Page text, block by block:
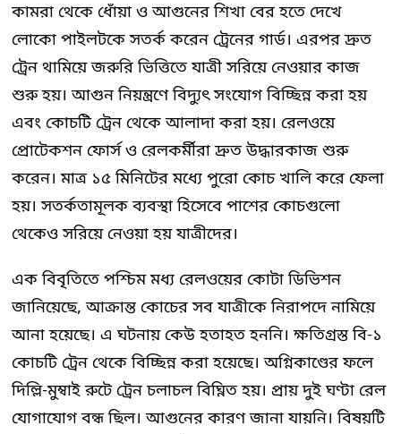
কামরা থেকে ধোঁয়া ও আগুনের শিখা বের হতে দেখে
লোকো পাইলটকে সতর্ক করেন ট্রেনের গার্ড। এরপর দ্রুত
ট্রেন থামিয়ে জরুরি ভিত্তিতে যাত্রী সরিয়ে নেওয়ার কাজ
শুরু হয়। আগুন নিয়ন্ত্রণে বিদ্যুৎ সংযোগ বিচ্ছিন্ন করা হয়
এবং কোচটি ট্রেন থেকে আলাদা করা হয়। রেলওয়ে
প্রোটেকশন ফোর্স ও রেলকর্মীরা দ্রুত উদ্ধারকাজ শুরু
করেন। মাত্র ১৫ মিনিটের মধ্যে পুরো কোচ খালি করে ফেলা
হয়। সতর্কতামূলক ব্যবস্থা হিসেবে পাশের কোচগুলো
থেকেও সরিয়ে নেওয়া হয় যাত্রীদের।
এক বিবৃতিতে পশ্চিম মধ্য রেলওয়ের কোটা ডিভিশন
জানিয়েছে, আক্রান্ত কোচের সব যাত্রীকে নিরাপদে নামিয়ে
আনা হয়েছে। এ ঘটনায় কেউ হতাহত হননি। ক্ষতিগ্রস্ত বি-১
কোচটি ট্রেন থেকে বিচ্ছিন্ন করা হয়েছে। অগ্নিকাণ্ডের ফলে
দিল্লি-মুম্বাই রুটে ট্রেন চলাচল বিঘ্নিত হয়। প্রায় দুই ঘণ্টা রেল
যোগাযোগ বন্ধ ছিল। আগুনের কারণ জানা যায়নি। বিষয়টি